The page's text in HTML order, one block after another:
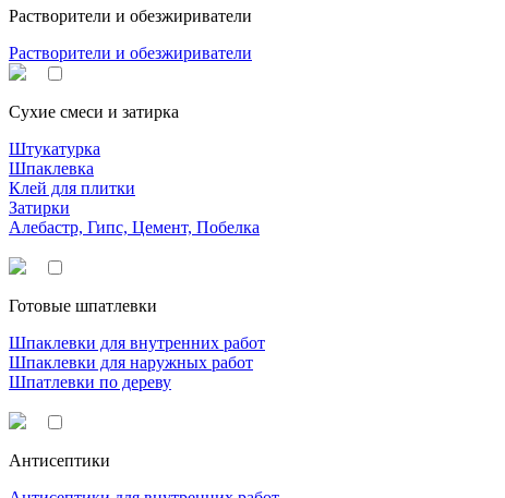
Растворители и обезжириватели
Растворители и обезжириватели
Сухие смеси и затирка
Штукатурка
Шпаклевка
Клей для плитки
Затирки
Алебастр, Гипс, Цемент, Побелка
Готовые шпатлевки
Шпаклевки для внутренних работ
Шпаклевки для наружных работ
Шпатлевки по дереву
Антисептики